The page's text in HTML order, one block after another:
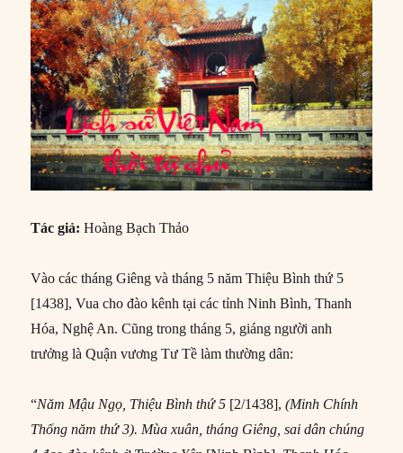
Tác giả: Hoàng Bạch Thảo
Vào các tháng Giêng và tháng 5 năm Thiệu Bình thứ 5
[1438], Vua cho đào kênh tại các tỉnh Ninh Bình, Thanh
Hóa, Nghệ An. Cũng trong tháng 5, giáng người anh
trưởng là Quận vương Tư Tề làm thường dân:
“Năm Mậu Ngọ, Thiệu Bình thứ 5 [2/1438], (Minh Chính
Thống năm thứ 3). Mùa xuân, tháng Giêng, sai dân chúng